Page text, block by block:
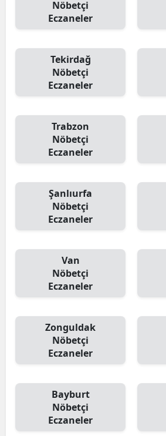
Nöbetçi
Eczaneler
Tekirdağ
Nöbetçi
Eczaneler
Trabzon
Nöbetçi
Eczaneler
Şanlıurfa
Nöbetçi
Eczaneler
Van
Nöbetçi
Eczaneler
Zonguldak
Nöbetçi
Eczaneler
Bayburt
Nöbetçi
Eczaneler